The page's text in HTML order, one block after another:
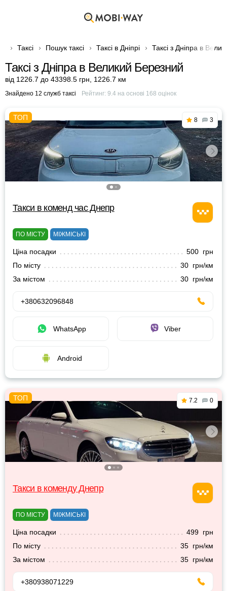
Таксі Пошук таксі Таксі в Дніпрі Таксі з Дніпра в
Таксі з Дніпра в Великий Березний
від 1226.7 до 43398.5 грн 1226.7 км
Знайдено 12 служб таксі Рейтинг: 9.4на основі 168 оцінок
8 3
Такси в коменд час Днепр
ПО МІСТУ МІЖМІСЬКІ
Ціна посадки
500 грн
По місту
30 грн/км
За містом
30 грн/км
+380632096848
WhatsApp Viber
Android
7.2 0
Такси в коменду Днепр
ПО МІСТУ МІЖМІСЬКІ
Ціна посадки
499 грн
По місту
35 грн/км
За містом
35 грн/км
+380938071229